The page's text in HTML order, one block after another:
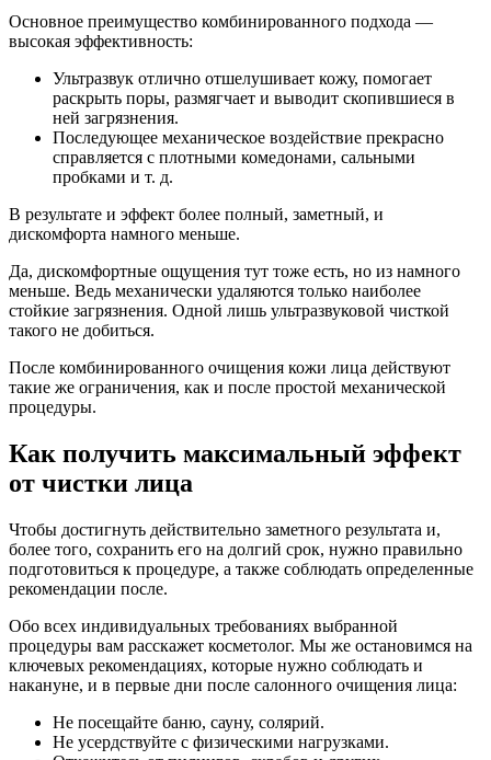
Основное преимущество комбинированного подхода —
высокая эффективность:
Ультразвук отлично отшелушивает кожу, помогает
раскрыть поры, размягчает и выводит скопившиеся в
ней загрязнения.
Последующее механическое воздействие прекрасно
справляется с плотными комедонами, сальными
пробками и т. д.
В результате и эффект более полный, заметный, и
дискомфорта намного меньше.
Да, дискомфортные ощущения тут тоже есть, но из намного
меньше. Ведь механически удаляются только наиболее
стойкие загрязнения. Одной лишь ультразвуковой чисткой
такого не добиться.
После комбинированного очищения кожи лица действуют
такие же ограничения, как и после простой механической
процедуры.
Как получить максимальный эффект
от чистки лица
Чтобы достигнуть действительно заметного результата и,
более того, сохранить его на долгий срок, нужно правильно
подготовиться к процедуре, а также соблюдать определенные
рекомендации после.
Обо всех индивидуальных требованиях выбранной
процедуры вам расскажет косметолог. Мы же остановимся на
ключевых рекомендациях, которые нужно соблюдать и
накануне, и в первые дни после салонного очищения лица:
Не посещайте баню, сауну, солярий.
Не усердствуйте с физическими нагрузками.